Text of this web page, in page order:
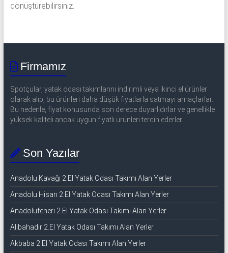
dönüştürebilirsiniz.
Firmamız
Spotçular, yatak odası takımlarını indirimli veya ikinci el ürünler
olarak alıp, bu ürünleri daha düşük fiyatlarla satmayı amaçlarlar.
Bu nedenle, fiyat konusunda son derece duyarlıdırlar ve genellikle
yüksek kaliteli ancak uygun fiyatlı ürünleri tercih ederler.
Son Yazılar
Anadolu Kavağı 2.El Yatak Odası Takımı Alan Yerler
Anadolu Hisarı 2.El Yatak Odası Takımı Alan Yerler
Anadolufeneri 2.El Yatak Odası Takımı Alan Yerler
Alibahadır 2.El Yatak Odası Takımı Alan Yerler
Akbaba 2.El Yatak Odası Takımı Alan Yerler